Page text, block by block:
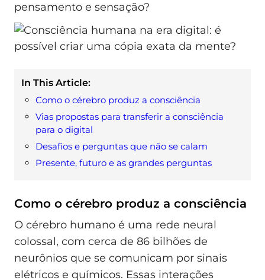
pensamento e sensação?
In This Article:
Como o cérebro produz a consciência
Vias propostas para transferir a consciência
para o digital
Desafios e perguntas que não se calam
Presente, futuro e as grandes perguntas
Como o cérebro produz a consciência
O cérebro humano é uma rede neural
colossal, com cerca de 86 bilhões de
neurônios que se comunicam por sinais
elétricos e químicos. Essas interações